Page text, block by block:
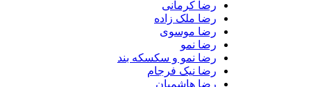
رضا کرمانی
رضا ملک زاده
رضا موسوی
رضا نمو
رضا نمو و سکسکه بند
رضا نیک فرجام
رضا هاشمیان